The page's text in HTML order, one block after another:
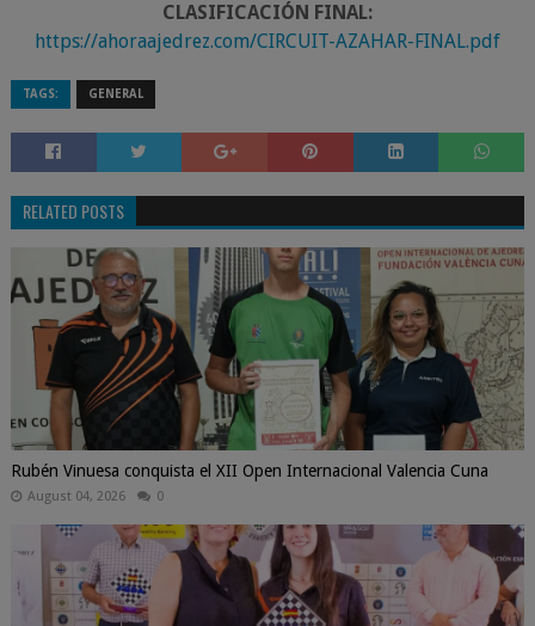
CLASIFICACIÓN FINAL:
https://ahoraajedrez.com/CIRCUIT-AZAHAR-FINAL.pdf
TAGS: GENERAL
RELATED POSTS
Rubén Vinuesa conquista el XII Open Internacional Valencia Cuna
August 04, 2026 0